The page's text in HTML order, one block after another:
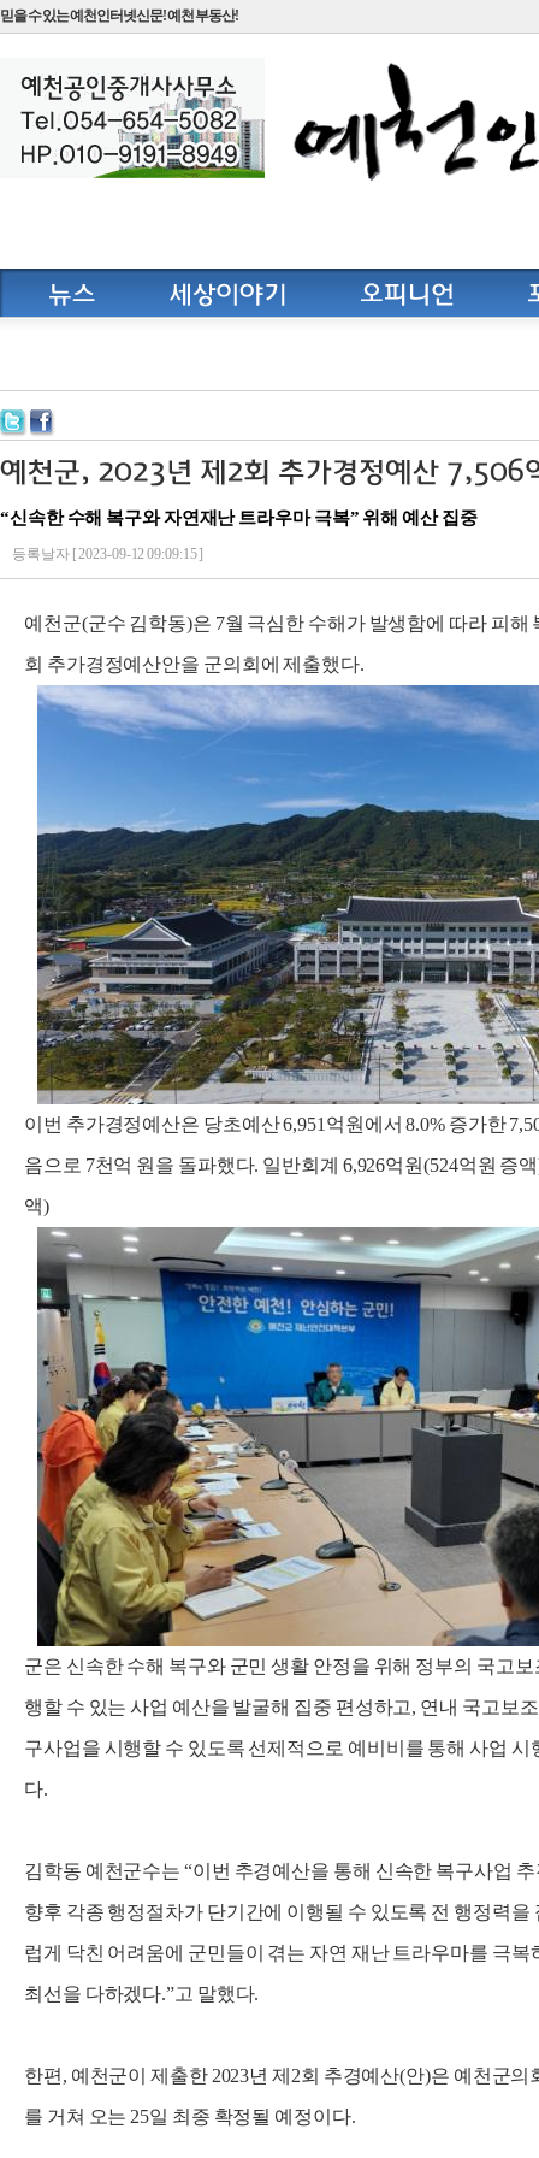
믿을 수 있는 예천인터넷신문! 예천 부동산!
“신속한 수해 복구와 자연재난 트라우마 극복” 위해 예산 집중
등록날자 [ 2023-09-12 09:09:15 ]
예천군(군수 김학동)은 7월 극심한 수해가 발생함에 따라 피해
회 추가경정예산안을 군의회에 제출했다.
이번 추가경정예산은 당초예산 6,951억원에서 8.0% 증가한
음으로 7천억 원을 돌파했다. 일반회계 6,926억원(524억원 증
액)
군은 신속한 수해 복구와 군민 생활 안정을 위해 정부의 국고
행할 수 있는 사업 예산을 발굴해 집중 편성하고, 연내 국고보
구사업을 시행할 수 있도록 선제적으로 예비비를 통해 사업
다.
김학동 예천군수는 “이번 추경예산을 통해 신속한 복구사업
향후 각종 행정절차가 단기간에 이행될 수 있도록 전 행정력을
럽게 닥친 어려움에 군민들이 겪는 자연 재난 트라우마를 극
최선을 다하겠다.”고 말했다.
한편, 예천군이 제출한 2023년 제2회 추경예산(안)은 예천군
를 거쳐 오는 25일 최종 확정될 예정이다.